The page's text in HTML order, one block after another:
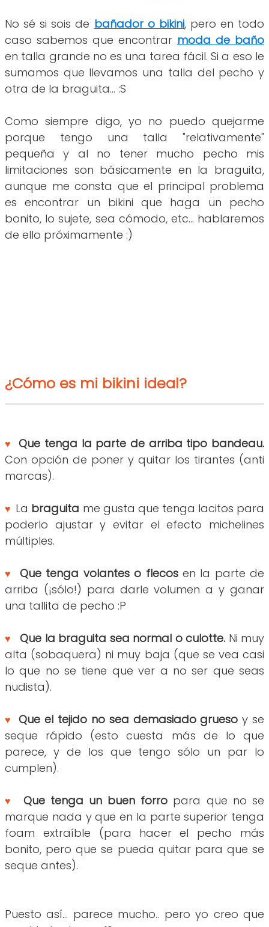
No sé si sois de bañador o bikini, pero en todo
caso sabemos que encontrar moda de baño
en talla grande no es una tarea fácil. Si a eso le
sumamos que llevamos una talla del pecho y
otra de la braguita... :S
Como siempre digo, yo no puedo quejarme
porque tengo una talla "relativamente"
pequeña y al no tener mucho pecho mis
limitaciones son básicamente en la braguita,
aunque me consta que el principal problema
es encontrar un bikini que haga un pecho
bonito, lo sujete, sea cómodo, etc... hablaremos
de ello próximamente :)
¿Cómo es mi bikini ideal?
♥
Que tenga la parte de arriba tipo bandeau.
Con opción de poner y quitar los tirantes (anti
marcas).
♥ La braguita me gusta que tenga lacitos para
poderlo ajustar y evitar el efecto michelines
múltiples.
♥ Que tenga volantes o flecos en la parte de
arriba (¡sólo!) para darle volumen a y ganar
una tallita de pecho :P
♥ Que la braguita sea normal o culotte. Ni muy
alta (sobaquera) ni muy baja (que se vea casi
lo que no se tiene que ver a no ser que seas
nudista).
♥ Que el tejido no sea demasiado gruesoy se
seque rápido (esto cuesta más de lo que
parece, y de los que tengo sólo un par lo
cumplen).
♥ Que tenga un buen forro para que no se
marque nada y que en la parte superior tenga
foam extraíble (para hacer el pecho más
bonito, pero que se pueda quitar para que se
seque antes).
Puesto así... parece mucho.. pero yo creo que